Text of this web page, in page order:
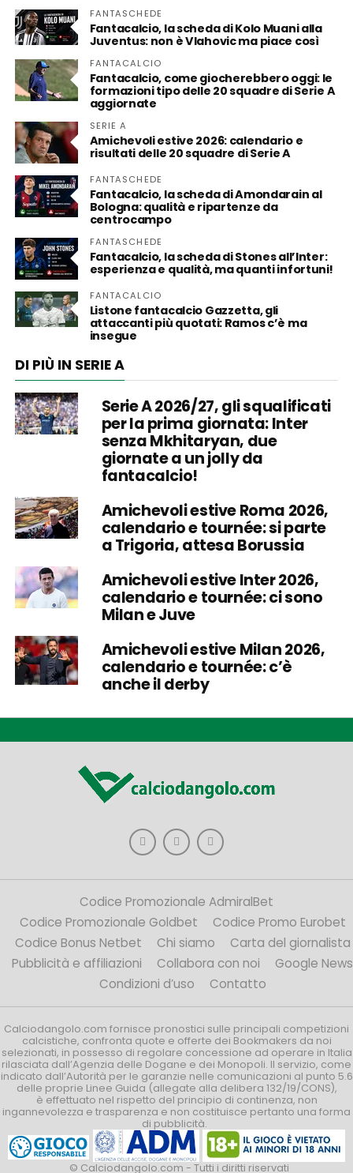
FANTASCHEDE
Fantacalcio, la scheda di Kolo Muani alla
Juventus: non è Vlahovic ma piace così
FANTACALCIO
Fantacalcio, come giocherebbero oggi: le
formazioni tipo delle 20 squadre di Serie A
aggiornate
SERIE A
Amichevoli estive 2026: calendario e
risultati delle 20 squadre di Serie A
FANTASCHEDE
Fantacalcio, la scheda di Amondarain al
Bologna: qualità e ripartenze da
centrocampo
FANTASCHEDE
Fantacalcio, la scheda di Stones all’Inter:
esperienza e qualità, ma quanti infortuni!
FANTACALCIO
Listone fantacalcio Gazzetta, gli
attaccanti più quotati: Ramos c’è ma
insegue
DI PIÙ IN SERIE A
Serie A 2026/27, gli squalificati
per la prima giornata: Inter
senza Mkhitaryan, due
giornate a un jolly da
fantacalcio!
Amichevoli estive Roma 2026,
calendario e tournée: si parte
a Trigoria, attesa Borussia
Amichevoli estive Inter 2026,
calendario e tournée: ci sono
Milan e Juve
Amichevoli estive Milan 2026,
calendario e tournée: c’è
anche il derby
Codice Promozionale AdmiralBet
Codice Promozionale Goldbet
Codice Promo Eurobet
Codice Bonus Netbet
Chi siamo
Carta del giornalista
Pubblicità e affiliazioni
Collabora con noi
Google News
Condizioni d’uso
Contatto
Calciodangolo.com fornisce pronostici sulle principali competizioni
calcistiche, confronta quote e offerte dei Bookmakers da noi
selezionati, in possesso di regolare concessione ad operare in Italia
rilasciata dall’Agenzia delle Dogane e dei Monopoli. Il servizio, come
indicato dall’Autorità per le garanzie nelle comunicazioni al punto 5.6
delle proprie Linee Guida (allegate alla delibera 132/19/CONS),
è effettuato nel rispetto del principio di continenza, non
ingannevolezza e trasparenza e non costituisce pertanto una forma
di pubblicità.
© Calciodangolo.com - Tutti i diritti riservati